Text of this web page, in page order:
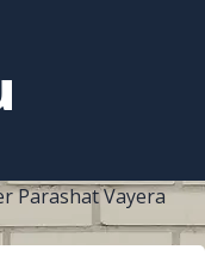
Parashat Vayera